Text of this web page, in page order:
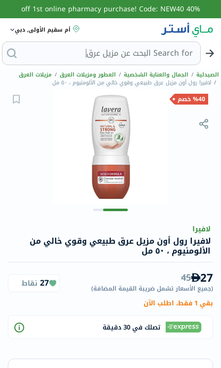
40% off 1st online pharmacy purchase! Code: NEW40
أم سقيم الأولى, دبي
Search for البحث عن مزيل ع
الصيدلية / الجمال والعناية الشخصية / العطور ومزيلات العرق / مزيلات العرق
/ لافيرا رول أون مزيل عرق طبيعي وقوي خالي من الألومنيوم ، ٥٠ مل
%40 خصم
لافيرا
لافيرا رول أون مزيل عرق طبيعي وقوي خالي من
الألومنيوم ، ٥٠ مل
27
45
(جميع الأسعار تشمل ضريبة القيمة المضافة)
27 نقاط
بقي 1 فقط، اطلب الآن
تصلك في 30 دقيقة